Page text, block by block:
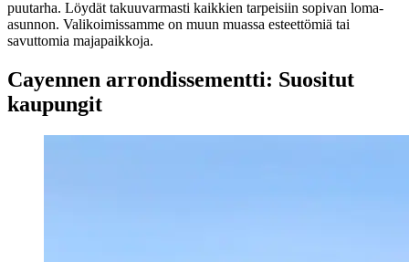
puutarha. Löydät takuuvarmasti kaikkien tarpeisiin sopivan loma-
asunnon. Valikoimissamme on muun muassa esteettömiä tai
savuttomia majapaikkoja.
Cayennen arrondissementti: Suositut
kaupungit